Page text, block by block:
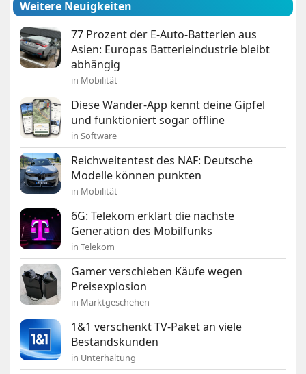
Weitere Neuigkeiten
77 Prozent der E-Auto-Batterien aus
Asien: Europas Batterieindustrie bleibt
abhängig
in Mobilität
Diese Wander-App kennt deine Gipfel
und funktioniert sogar offline
in Software
Reichweitentest des NAF: Deutsche
Modelle können punkten
in Mobilität
6G: Telekom erklärt die nächste
Generation des Mobilfunks
in Telekom
Gamer verschieben Käufe wegen
Preisexplosion
in Marktgeschehen
1&1 verschenkt TV-Paket an viele
Bestandskunden
in Unterhaltung